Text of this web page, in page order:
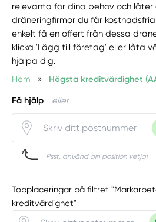
relevanta för dina behov och
dräneringfirmor du får
enkelt få en offert från dessa
klicka 'Lägg till företag' eller låta
hjälpa dig.
Hem
» Högsta kreditvärdighet
Få hjälp eller
Psst, använd din position vetja!
Topplaceringar på filtret
kreditvärdighet"